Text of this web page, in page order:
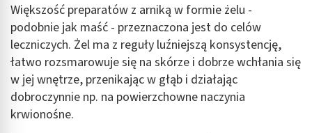
Większość preparatów z arniką w formie żelu -
podobnie jak maść - przeznaczona jest do celów
leczniczych. Żel ma z reguły luźniejszą konsystencję,
łatwo rozsmarowuje się na skórze i dobrze wchłania się
w jej wnętrze, przenikając w głąb i działając
dobroczynnie np. na powierzchowne naczynia
krwionośne.